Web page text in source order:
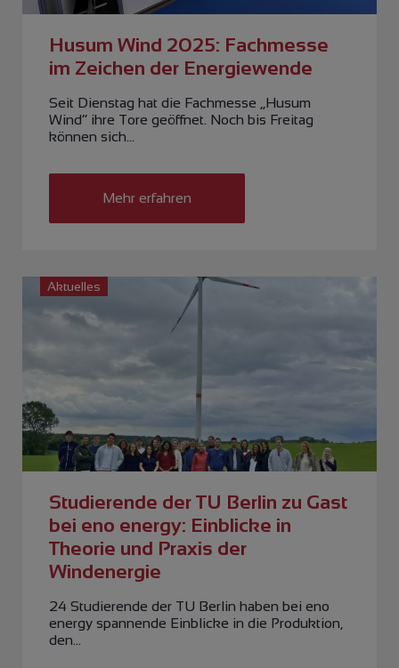
Husum Wind 2025: Fachmesse
im Zeichen der Energiewende
Seit Dienstag hat die Fachmesse „Husum
Wind“ ihre Tore geöffnet. Noch bis Freitag
können sich…
Mehr erfahren
Aktuelles
Studierende der TU Berlin zu Gast
bei eno energy: Einblicke in
Theorie und Praxis der
Windenergie
24 Studierende der TU Berlin haben bei eno
energy spannende Einblicke in die Produktion,
den…